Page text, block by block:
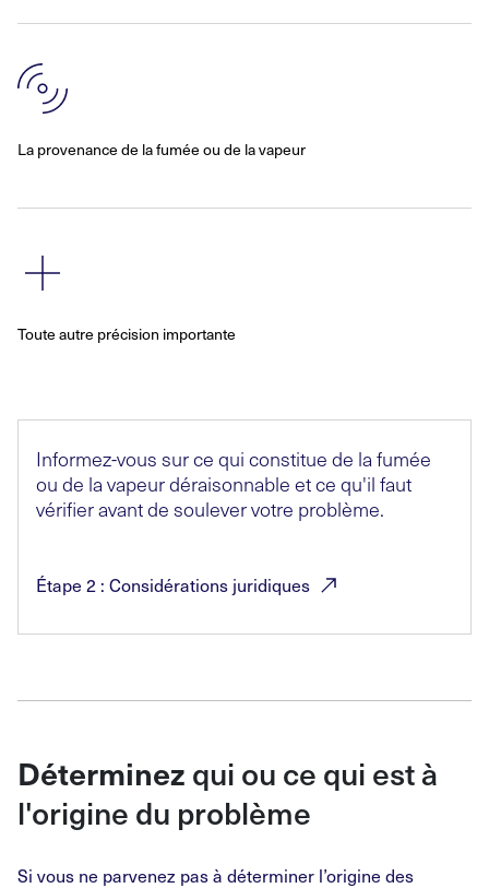
La provenance de la fumée ou de la vapeur
Toute autre précision importante
Informez-vous sur ce qui constitue de la fumée
ou de la vapeur déraisonnable et ce qu'il faut
vérifier avant de soulever votre problème.
Étape 2 : Considérations juridiques
Déterminez qui ou ce qui est à
l'origine du problème
Si vous ne parvenez pas à déterminer l’origine des